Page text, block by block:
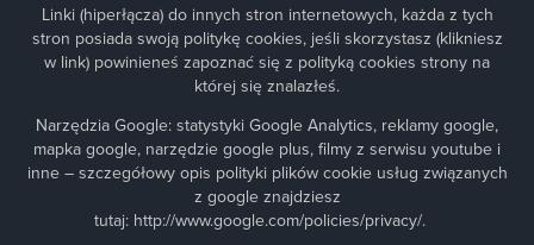
Linki (hiperłącza) do innych stron internetowych, każda z tych
stron posiada swoją politykę cookies, jeśli skorzystasz (klikniesz
w link) powinieneś zapoznać się z polityką cookies strony na
której się znalazłeś.
Narzędzia Google: statystyki Google Analytics, reklamy google,
mapka google, narzędzie google plus, filmy z serwisu youtube i
inne – szczegółowy opis polityki plików cookie usług związanych
z google znajdziesz
tutaj: http://www.google.com/policies/privacy/.